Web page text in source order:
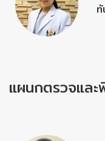
แผนกตรวจและ